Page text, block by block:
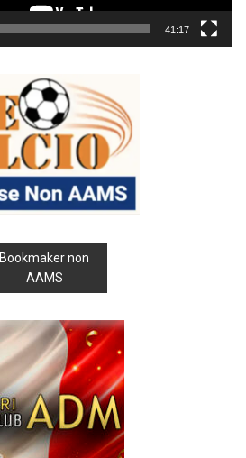
41:17
Bookmaker non
AAMS